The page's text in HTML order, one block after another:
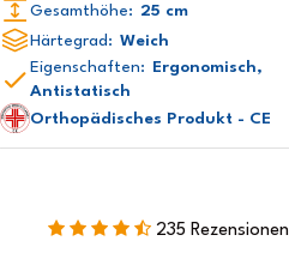
Gesamthöhe: 25 cm
Härtegrad: Weich
Eigenschaften:
Ergonomisch,
Antistatisch
Orthopädisches Produkt - CE
235 Rezensionen